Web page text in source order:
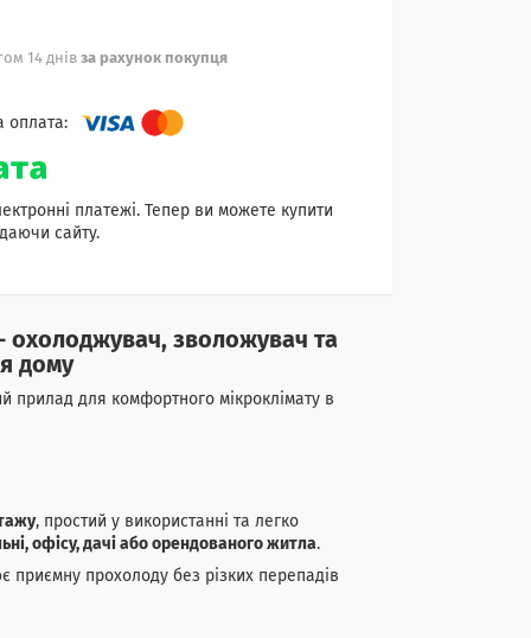
14 днів за рахунок покупця
платежі. Тепер ви можете купити
сайту.
охолоджувач, зволожувач та
дому
прилад для комфортного мікроклімату в
, простий у використанні та легко
офісу, дачі або орендованого житла.
приємну прохолоду без різких перепадів